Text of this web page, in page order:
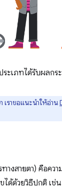
เภทได้รับผลกร
ราขอแนะนำให้อ่าน
างสายตา) คือควา
ได้ด้วยวิธีปกติ เช่น